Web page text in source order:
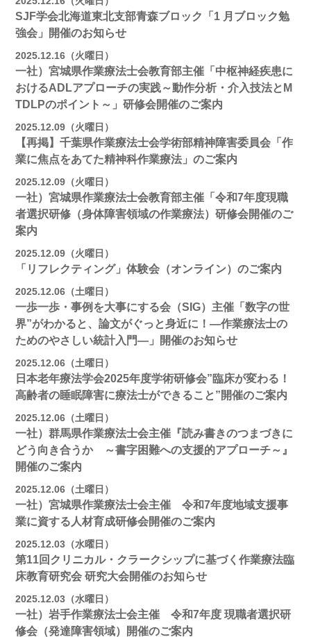
SJF学会北海道東北支部⻘森ブロック「1 月ブロック勉
強会」開催のお知らせ
2025.12.16（火曜日）
一社）宮城県作業療法士会教育部主催「中枢神経疾患に
おけるADLアプローチの実践～動作分析・介入技法とM
TDLPのポイント～」研修会開催のご案内
2025.12.09（火曜日）
【再掲】千葉県作業療法士会学術部精神障害委員会「作
業に焦点をあてた精神科作業療法」のご案内
2025.12.09（火曜日）
一社）宮城県作業療法士会教育部主催「令和7年度現職
者選択研修（身体障害領域の作業療法）研修会開催のご
案内
2025.12.09（火曜日）
「リフレクティング」体験会（オンライン）のご案内
2025.12.06（土曜日）
一歩一歩・事例を大事にする会（SIG）主催「数字の世
界”がわかると、論文がぐっと身近に！―作業療法士の
ためのやさしい統計入門―」開催のお知らせ
2025.12.06（土曜日）
日本老年療法学会2025年度学術研修会”臨床が変わる！
高齢者の睡眠障害に療法士ができること”開催のご案内
2025.12.06（土曜日）
一社）群馬県作業療法士会主催『読み書きのつまづきに
どう向き合うか ～書字困難への支援的アプローチ～』
開催のご案内
2025.12.06（土曜日）
一社）宮城県作業療法士会主催 令和7年度地域支援事
業に資する人材育成研修会開催のご案内
2025.12.03（水曜日）
第11回クリニカル・クラークシップに基づく作業療法臨
床教育研究会 研究大会開催のお知らせ
2025.12.03（水曜日）
一社）岩手作業療法士会主催 令和7年度 現職者選択研
修会（発達障害領域）開催のご案内